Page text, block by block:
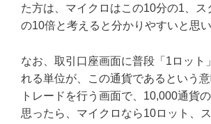
た方は、マイクロはこの10分の1、ス
の10倍と考えると分かりやすいと思い
なお、取引口座画面に普段「1ロット
れる単位が、この通貨であるという
トレードを行う画面で、10,000通貨
思ったら、マイクロなら10ロット、